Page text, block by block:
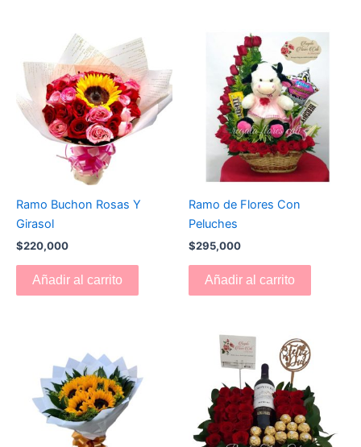
Ramo Buchon Rosas Y
Girasol
$220,000
Añadir al carrito
Ramo de Flores Con
Peluches
$295,000
Añadir al carrito